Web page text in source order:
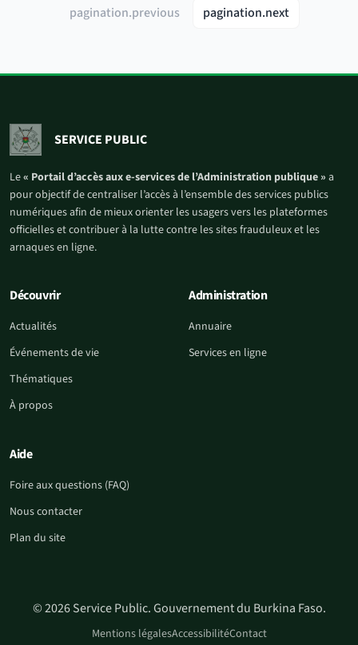
pagination.previous pagination.next
SERVICE PUBLIC
Le« Portail d’accès aux e-services de l’Administration publique » a
pour objectif de centraliser l’accès à l’ensemble des services publics
numériques afin de mieux orienter les usagers vers les plateformes
officielles et contribuer à la lutte contre les sites frauduleux et les
arnaques en ligne.
Découvrir
Actualités
Événements de vie
Thématiques
À propos
Administration
Annuaire
Services en ligne
Aide
Foire aux questions (FAQ)
Nous contacter
Plan du site
© 2026 Service Public. Gouvernement du Burkina Faso.
Mentions légalesAccessibilitéContact